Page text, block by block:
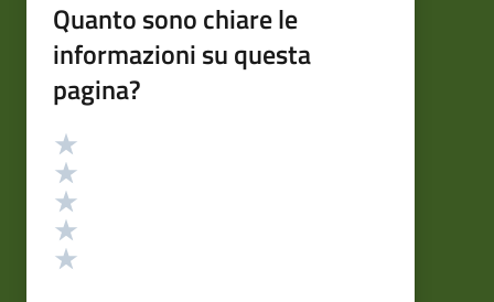
Quanto sono chiare le
informazioni su questa
pagina?
Valutazione